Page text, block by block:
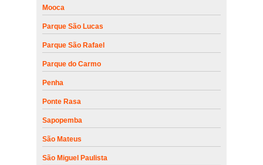
Mooca
Parque São Lucas
Parque São Rafael
Parque do Carmo
Penha
Ponte Rasa
Sapopemba
São Mateus
São Miguel Paulista